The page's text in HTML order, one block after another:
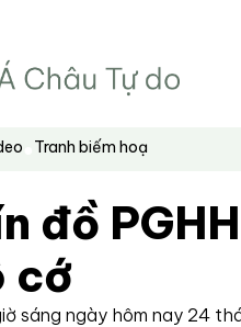
Tranh biếm hoạ
đồ
cớ
sáng ngày hôm nay 24